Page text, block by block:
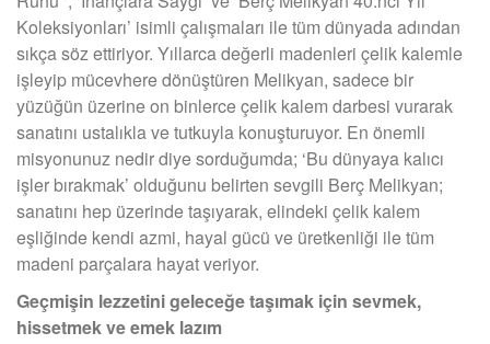
Koleksiyonları’ isimli çalışmaları ile tüm dünyada adından
sıkça söz ettiriyor. Yıllarca değerli madenleri çelik kalemle
işleyip mücevhere dönüştüren Melikyan, sadece bir
yüzüğün üzerine on binlerce çelik kalem darbesi vurarak
sanatını ustalıkla ve tutkuyla konuşturuyor. En önemli
misyonunuz nedir diye sorduğumda; ‘Bu dünyaya kalıcı
işler bırakmak’ olduğunu belirten sevgili Berç Melikyan;
sanatını hep üzerinde taşıyarak, elindeki çelik kalem
eşliğinde kendi azmi, hayal gücü ve üretkenliği ile tüm
madeni parçalara hayat veriyor.
Geçmişin lezzetini geleceğe taşımak için sevmek,
hissetmek ve emek lazım